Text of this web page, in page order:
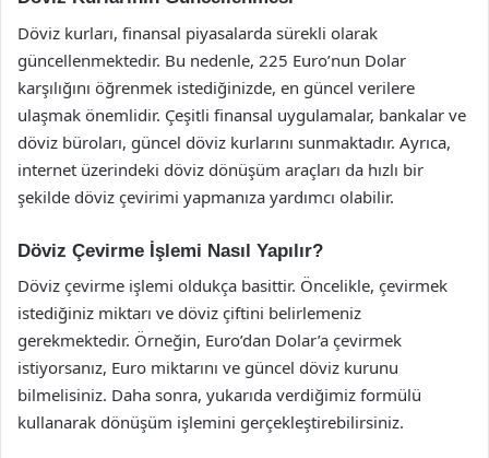
Döviz kurları, finansal piyasalarda sürekli olarak
güncellenmektedir. Bu nedenle, 225 Euro’nun Dolar
karşılığını öğrenmek istediğinizde, en güncel verilere
ulaşmak önemlidir. Çeşitli finansal uygulamalar, bankalar ve
döviz büroları, güncel döviz kurlarını sunmaktadır. Ayrıca,
internet üzerindeki döviz dönüşüm araçları da hızlı bir
şekilde döviz çevirimi yapmanıza yardımcı olabilir.
Döviz Çevirme İşlemi Nasıl Yapılır?
Döviz çevirme işlemi oldukça basittir. Öncelikle, çevirmek
istediğiniz miktarı ve döviz çiftini belirlemeniz
gerekmektedir. Örneğin, Euro’dan Dolar’a çevirmek
istiyorsanız, Euro miktarını ve güncel döviz kurunu
bilmelisiniz. Daha sonra, yukarıda verdiğimiz formülü
kullanarak dönüşüm işlemini gerçekleştirebilirsiniz.